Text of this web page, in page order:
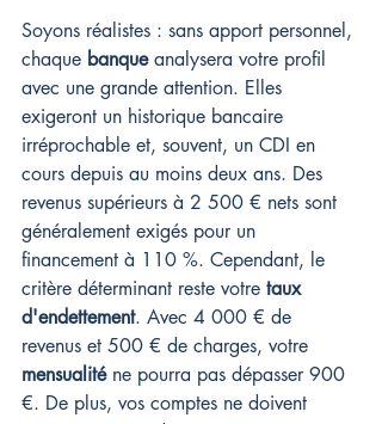
Soyons réalistes : sans apport personnel,
chaque banque analysera votre profil
avec une grande attention. Elles
exigeront un historique bancaire
irréprochable et, souvent, un CDI en
cours depuis au moins deux ans. Des
revenus supérieurs à 2 500 € nets sont
généralement exigés pour un
financement à 110 %. Cependant, le
critère déterminant reste votre taux
d'endettement. Avec 4 000 € de
revenus et 500 € de charges, votre
mensualité ne pourra pas dépasser 900
€. De plus, vos comptes ne doivent